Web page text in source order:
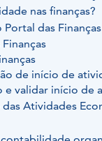
nas finanças?
das
de início de
e validar início de
Atividades